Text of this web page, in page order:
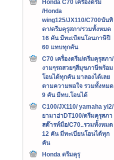
Honda C70 เครืองดรีม
/Honda
wing125/JX110/C700นันทิ
ดา/ดรีมคุรุสภา/รวมทั้งหมด
16 คัน มีทะเบียนโอนภาษีปี
60 แทบทุกคัน
C70 เครื่องดรีม/ดรีมคุรุสภา/
งามๆรถสวยๆสีมุขภาษีพร้อม
โอนได้ทุกคัน มาลองได้เลย
ตามความพอใจ รวมทั้งหมด
9 คัน มีทบ.โอนได้
C100/JX110/ yamaha yl2/
ยามาฮ่าDT100/ดรีมคุรุสภา
สต๊ารท์มือ/C70..รวมทั้งหมด
12 คัน มีทะเบียนโอนได้ทุก
คัน
Honda ดรีมคุรุ